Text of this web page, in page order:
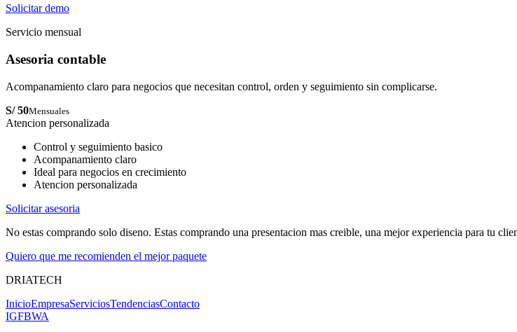
Solicitar demo
Servicio mensual
Asesoria contable
Acompanamiento claro para negocios que necesitan control, orden y seguimiento sin complicarse.
S/ 50Mensuales
Atencion personalizada
Control y seguimiento basico
Acompanamiento claro
Ideal para negocios en crecimiento
Atencion personalizada
Solicitar asesoria
No estas comprando solo diseno. Estas comprando una presentacion mas creible, una mejor experiencia para tu
Quiero que me recomienden el mejor paquete
DRIATECH
InicioEmpresaServiciosTendenciasContacto
IGFBWA